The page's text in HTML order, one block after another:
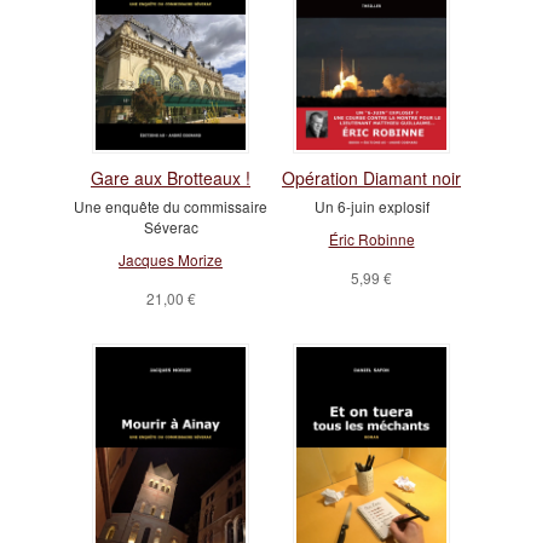
Gare aux Brotteaux !
Une enquête du commissaire
Séverac
Jacques Morize
21,00 €
Opération Diamant noir
Un 6-juin explosif
Éric Robinne
5,99 €